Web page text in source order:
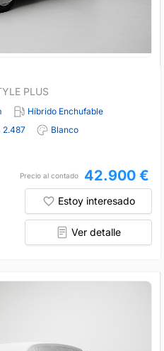
PLUS
Híbrido Enchufable
2.487
Blanco
Precio al contado 42.900 €
Estoy interesado
Ver detalle